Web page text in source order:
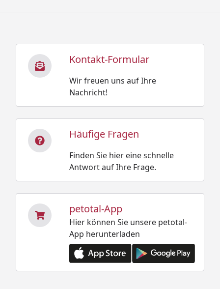
Kontakt-Formular
Wir freuen uns auf Ihre
Nachricht!
Häufige Fragen
Finden Sie hier eine schnelle
Antwort auf Ihre Frage.
petotal-App
Hier können Sie unsere petotal-
App herunterladen